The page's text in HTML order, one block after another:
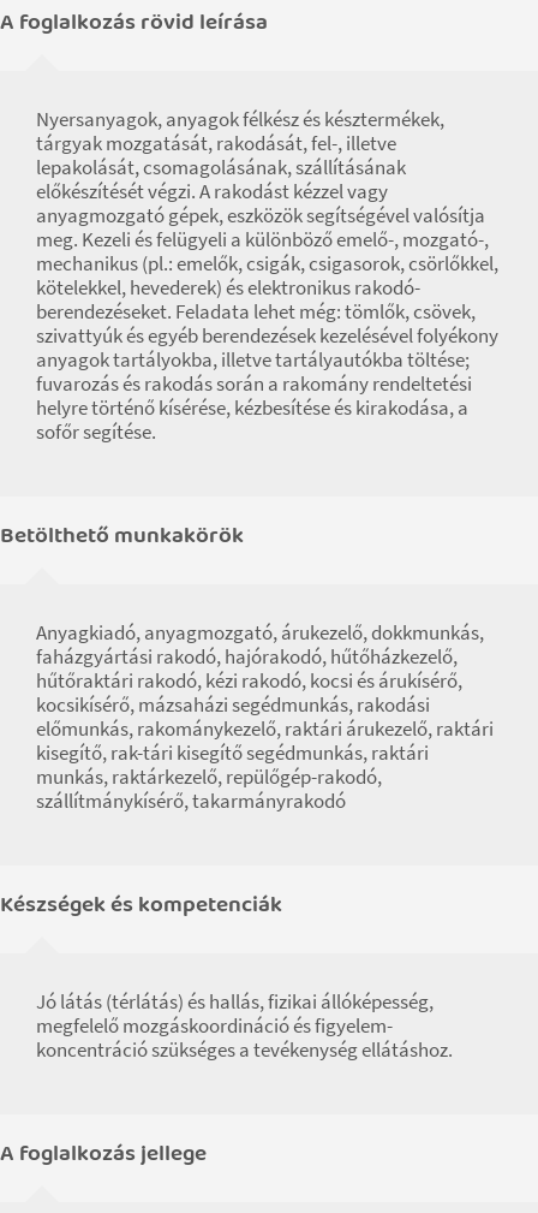
A foglalkozás rövid leírása
Nyersanyagok, anyagok félkész és késztermékek,
tárgyak mozgatását, rakodását, fel-, illetve
lepakolását, csomagolásának, szállításának
előkészítését végzi. A rakodást kézzel vagy
anyagmozgató gépek, eszközök segítségével valósítja
meg. Kezeli és felügyeli a különböző emelő-, mozgató-,
mechanikus (pl.: emelők, csigák, csigasorok, csörlőkkel,
kötelekkel, hevederek) és elektronikus rakodó-
berendezéseket. Feladata lehet még: tömlők, csövek,
szivattyúk és egyéb berendezések kezelésével folyékony
anyagok tartályokba, illetve tartályautókba töltése;
fuvarozás és rakodás során a rakomány rendeltetési
helyre történő kísérése, kézbesítése és kirakodása, a
sofőr segítése.
Betölthető munkakörök
Anyagkiadó, anyagmozgató, árukezelő, dokkmunkás,
faházgyártási rakodó, hajórakodó, hűtőházkezelő,
hűtőraktári rakodó, kézi rakodó, kocsi és árukísérő,
kocsikísérő, mázsaházi segédmunkás, rakodási
előmunkás, rakománykezelő, raktári árukezelő, raktári
kisegítő, rak-tári kisegítő segédmunkás, raktári
munkás, raktárkezelő, repülőgép-rakodó,
szállítmánykísérő, takarmányrakodó
Készségek és kompetenciák
Jó látás (térlátás) és hallás, fizikai állóképesség,
megfelelő mozgáskoordináció és figyelem-
koncentráció szükséges a tevékenység ellátáshoz.
A foglalkozás jellege